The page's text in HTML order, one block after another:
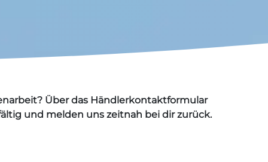
Über das Händlerkontaktformular
und melden uns zeitnah bei dir zurück.